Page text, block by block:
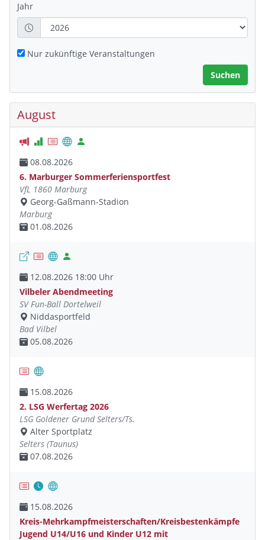
Jahr
Nur zukünftige Veranstaltungen
August
08.08.2026
6. Marburger Sommerferiensportfest
VfL 1860 Marburg
Georg-Gaßmann-Stadion
Marburg
01.08.2026
12.08.2026 18:00 Uhr
Vilbeler Abendmeeting
SV Fun-Ball Dortelweil
Niddasportfeld
Bad Vilbel
05.08.2026
15.08.2026
2. LSG Werfertag 2026
LSG Goldener Grund Selters/Ts.
Alter Sportplatz
Selters (Taunus)
07.08.2026
15.08.2026
Kreis-Mehrkampfmeisterschaften/Kreisbestenkämpfe
Jugend U14/U16 und Kinder U12 mit